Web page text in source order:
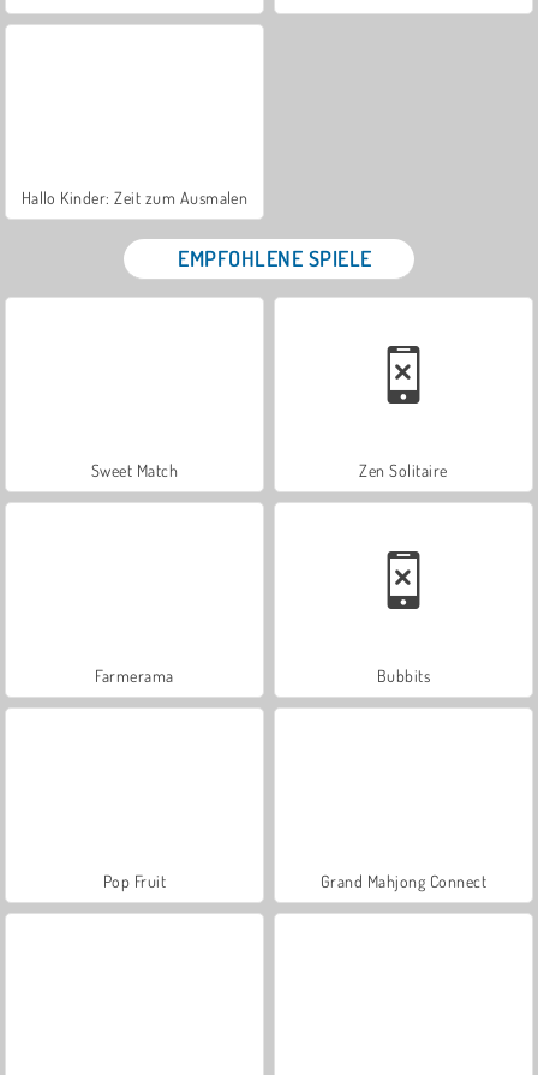
Hallo Kinder: Zeit zum Ausmalen
EMPFOHLENE SPIELE
Sweet Match Zen Solitaire
Farmerama Bubbits
Pop Fruit Grand Mahjong Connect